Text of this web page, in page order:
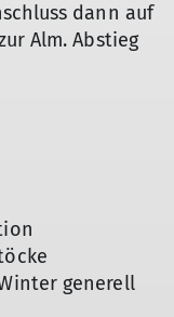
dann auf
Alm. Abstieg
generell